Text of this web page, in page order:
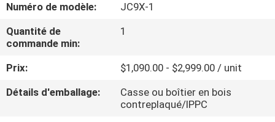
NOUS
DE
L'USINE
Numéro de modèle:
JC9X-1
Quantité de
commande min:
1
Prix:
$1,090.00 - $2,999.00 / unit
Détails d'emballage:
Casse ou boîtier en bois
contreplaqué/IPPC